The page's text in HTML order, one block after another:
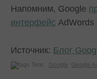
Напомним, Google
интерфейс AdWords
Источник: Блог
Теги: Google Google